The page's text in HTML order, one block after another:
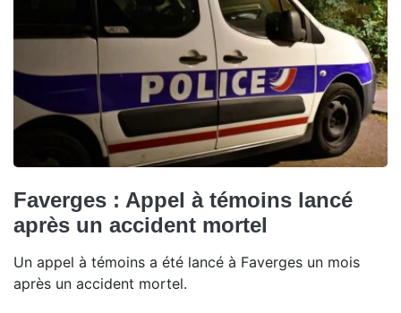
Faverges : Appel à témoins lancé
après un accident mortel
Un appel à témoins a été lancé à Faverges un mois
après un accident mortel.